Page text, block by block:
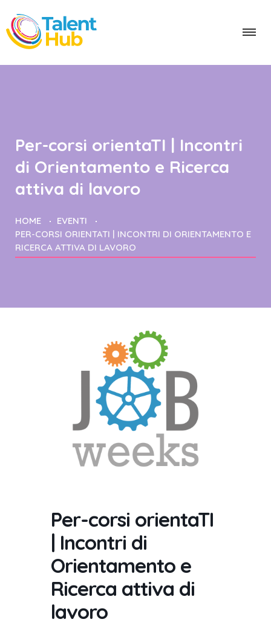
Per-corsi orientaTI | Incontri
di Orientamento e Ricerca
attiva di lavoro
HOME
EVENTI
PER-CORSI ORIENTATI | INCONTRI DI ORIENTAMENTO E
RICERCA ATTIVA DI LAVORO
Per-corsi orientaTI
| Incontri di
Orientamento e
Ricerca attiva di
lavoro